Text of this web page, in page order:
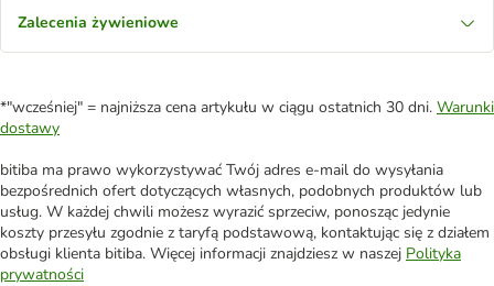
Zalecenia żywieniowe
*"wcześniej" = najniższa cena artykułu w ciągu ostatnich 30 dni. Warunki
dostawy
bitiba ma prawo wykorzystywać Twój adres e-mail do wysyłania
bezpośrednich ofert dotyczących własnych, podobnych produktów lub
usług. W każdej chwili możesz wyrazić sprzeciw, ponosząc jedynie
koszty przesyłu zgodnie z taryfą podstawową, kontaktując się z działem
obsługi klienta bitiba. Więcej informacji znajdziesz w naszej Polityka
prywatności